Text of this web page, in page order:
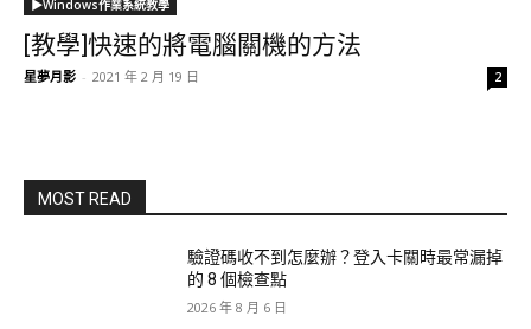
▶Windows作業系統教學
[教學]快速的將電腦關機的方法
星夢月影 - 2021 年 2 月 19 日 2
MOST READ
驗證碼收不到怎麼辦？登入卡關時最常漏掉
的 8 個檢查點
2026 年 8 月 6 日